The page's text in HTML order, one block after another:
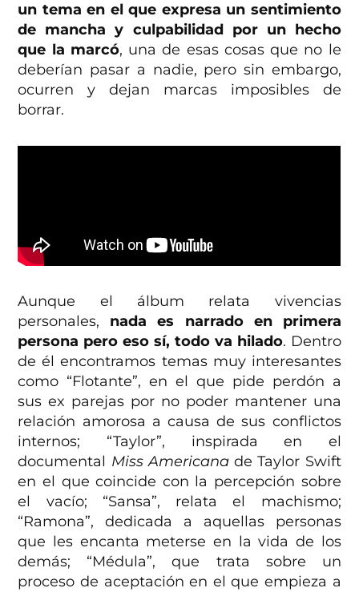
un tema en el que expresa un sentimiento
de mancha y culpabilidad por un hecho
que la marcó, una de esas cosas que no le
deberían pasar a nadie, pero sin embargo,
ocurren y dejan marcas imposibles de
borrar.
Aunque el álbum relata vivencias
personales, nada es narrado en primera
persona pero eso sí, todo va hilado. Dentro
de él encontramos temas muy interesantes
como “Flotante”, en el que pide perdón a
sus ex parejas por no poder mantener una
relación amorosa a causa de sus conflictos
internos; “Taylor”, inspirada en el
documental Miss Americanade Taylor Swift
en el que coincide con la percepción sobre
el vacío; “Sansa”, relata el machismo;
“Ramona”, dedicada a aquellas personas
que les encanta meterse en la vida de los
demás; “Médula”, que trata sobre un
proceso de aceptación en el que empieza a